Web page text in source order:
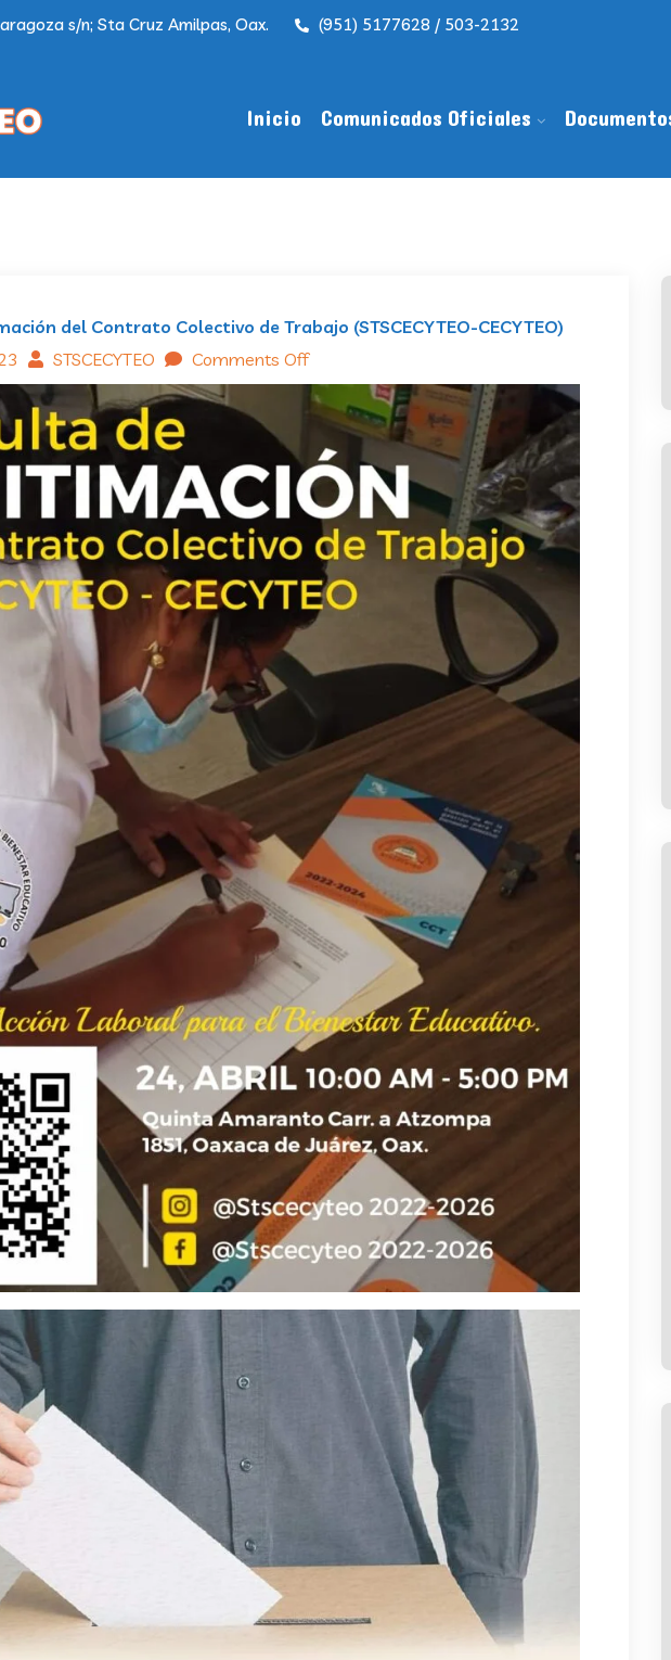
s/n; Sta Cruz Amilpas, Oax. (951) 5177628 / 503-2132
Inicio Comunicados Oficiales
del Contrato Colectivo de Trabajo (STSCECYTEO-CECYTEO)
STSCECYTEO Comments Off